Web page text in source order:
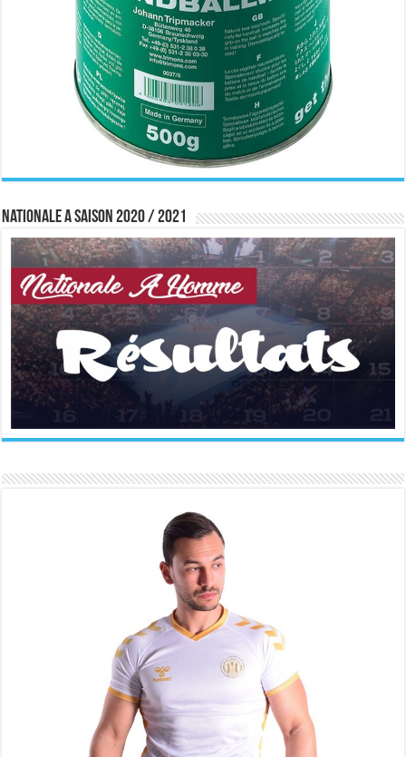
Nationale A saison 2020 / 2021